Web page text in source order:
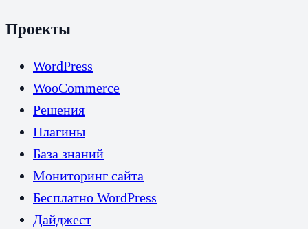
Проекты
WordPress
WooCommerce
Решения
Плагины
База знаний
Мониторинг сайта
Бесплатно WordPress
Дайджест